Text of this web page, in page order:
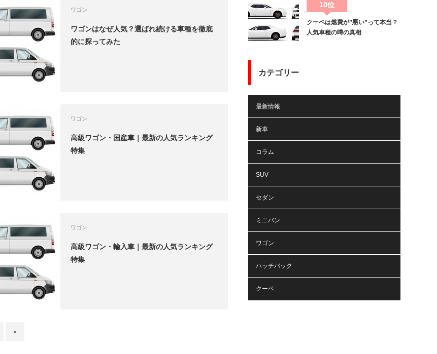
ワゴン
ワゴンはなぜ人気？選ばれ続ける車種を徹底
的に探ってみた
ワゴン
高級ワゴン・国産車｜最新の人気ランキング
特集
ワゴン
高級ワゴン・輸入車｜最新の人気ランキング
特集
»
10位
クーペは燃費が”悪い”って本当？
人気車種の噂の真相
カテゴリー
最新情報
新車
コラム
SUV
セダン
ミニバン
ワゴン
ハッチバック
クーペ